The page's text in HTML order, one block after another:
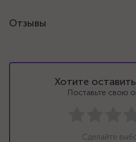
Отзывы
Хотите
Поставьте свою
Сделайте